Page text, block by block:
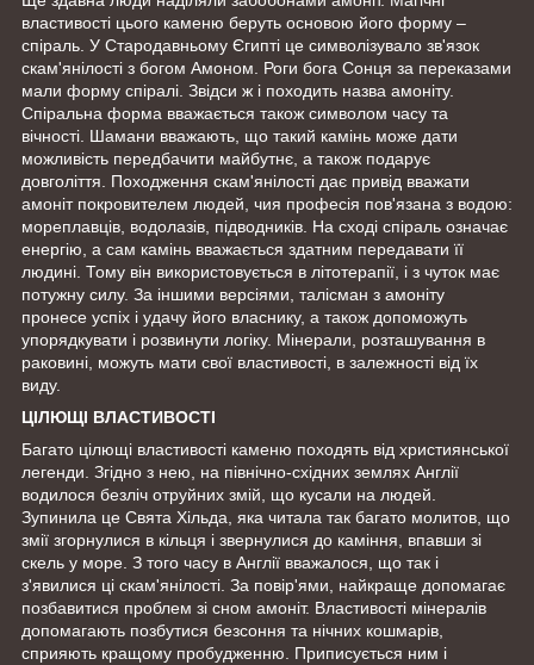
властивості цього каменю беруть основою його форму –
спіраль. У Стародавньому Єгипті це символізувало зв'язок
скам'янілості з богом Амоном. Роги бога Сонця за переказами
мали форму спіралі. Звідси ж і походить назва амоніту.
Спіральна форма вважається також символом часу та
вічності. Шамани вважають, що такий камінь може дати
можливість передбачити майбутнє, а також подарує
довголіття. Походження скам'янілості дає привід вважати
амоніт покровителем людей, чия професія пов'язана з водою:
мореплавців, водолазів, підводників. На сході спіраль означає
енергію, а сам камінь вважається здатним передавати її
людині. Тому він використовується в літотерапії, і з чуток має
потужну силу. За іншими версіями, талісман з амоніту
пронесе успіх і удачу його власнику, а також допоможуть
упорядкувати і розвинути логіку. Мінерали, розташування в
раковині, можуть мати свої властивості, в залежності від їх
виду.
ЦІЛЮЩІ ВЛАСТИВОСТІ
Багато цілющі властивості каменю походять від християнської
легенди. Згідно з нею, на північно-східних землях Англії
водилося безліч отруйних змій, що кусали на людей.
Зупинила це Свята Хільда, яка читала так багато молитов, що
змії згорнулися в кільця і ​​звернулися до каміння, впавши зі
скель у море. З того часу в Англії вважалося, що так і
з'явилися ці скам'янілості. За повір'ями, найкраще допомагає
позбавитися проблем зі сном амоніт. Властивості мінералів
допомагають позбутися безсоння та нічних кошмарів,
сприяють кращому пробудженню. Приписується ним і